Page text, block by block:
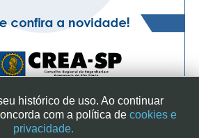
NO ESTADO DE SÃO PAULO
histórico de uso. Ao continuar
com a política de cookies e
privacidade.